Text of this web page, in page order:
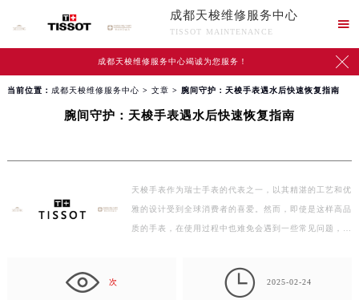
成都天梭维修服务中心
TISSOT MAINTENANCE

成都天梭维修服务中心竭诚为您服务！ 
当前位置： 成都天梭维修服务中心 > 文章 > 腕间守护：天梭手表遇水后快速恢复指南
腕间守护：天梭手表遇水后快速恢复指南
天梭手表作为瑞士手表的代表之一，以其精湛的工艺和优
雅的设计受到全球消费者的喜爱。然而，即使是这样高品
质的手表，在使用过程中也难免会遇到一些常见问题，
次  2025-02-24